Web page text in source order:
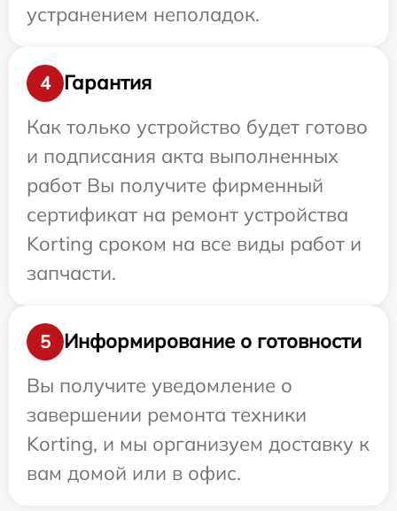
устранением неполадок.
4
Гарантия
Как только устройство будет готово
и подписания акта выполненных
работ Вы получите фирменный
сертификат на ремонт устройства
Korting сроком на все виды работ и
запчасти.
5
Информирование о готовности
Вы получите уведомление о
завершении ремонта техники
Korting, и мы организуем доставку к
вам домой или в офис.